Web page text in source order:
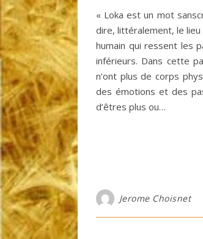
« Loka est un mot
dire, littéralement, le
humain qui ressent les
inférieurs. Dans cette
n’ont plus de corps
des émotions et des
d’êtres plus ou…
Jerome Choisnet